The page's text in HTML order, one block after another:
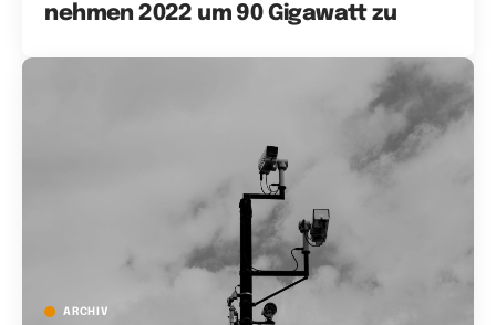
nehmen 2022 um 90 Gigawatt zu
ARCHIV